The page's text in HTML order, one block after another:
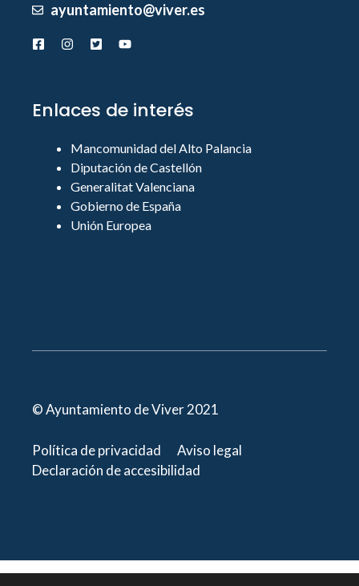
ayuntamiento@viver.es
Enlaces de interés
Mancomunidad del Alto Palancia
Diputación de Castellón
Generalitat Valenciana
Gobierno de España
Unión Europea
© Ayuntamiento de Viver 2021
Política de privacidad
Aviso legal
Declaración de accesibilidad